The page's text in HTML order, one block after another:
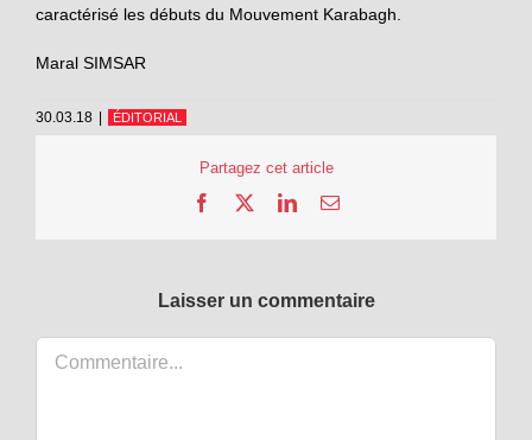
caractérisé les débuts du Mouvement Karabagh.
Maral SIMSAR
30.03.18 | ÉDITORIAL
Partagez cet article
Facebook LinkedInEmail
Laisser un commentaire
Commentaire